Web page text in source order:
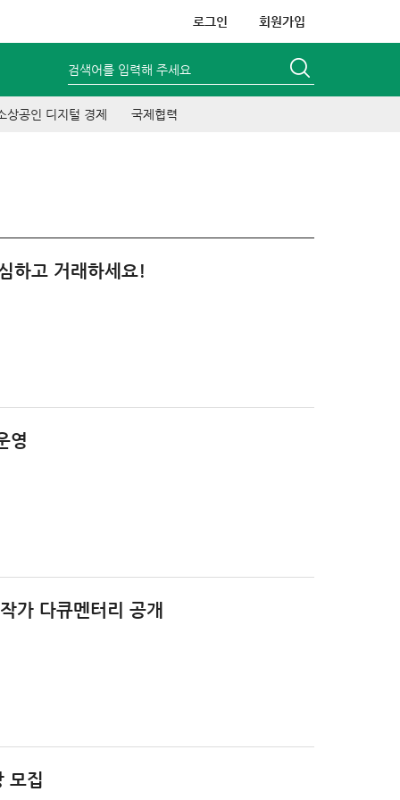
로그인 회원가입
검색어를 입력해 주세요
상공인 디지털 경제 국제협력
하고 거래하세요!
영
가 다큐멘터리 공개
모집